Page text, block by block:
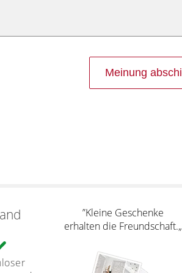
”Kleine Geschenke
erhalten die Freundschaft.„